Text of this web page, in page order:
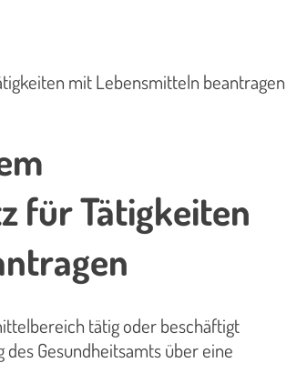
mit Lebensmitteln beantragen
für Tätigkeiten
tätig oder beschäftigt
Gesundheitsamts über eine